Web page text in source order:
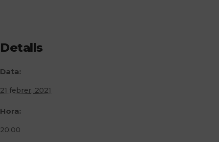
Detalls
Data:
21 febrer, 2021
Hora:
20:00